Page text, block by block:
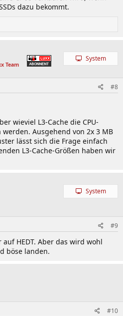
dazu bekommt.
Team
System
#8
wieviel L3-Cache die CPU-
Ausgehend von 2x 3 MB
lässt sich die Frage einfach
L3-Cache-Größen haben wir
System
#9
HEDT. Aber das wird wohl
böse landen.
#10